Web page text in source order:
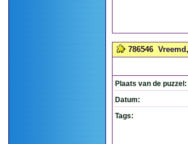
786546
Plaats van de puzzel:
Datum:
Tags: